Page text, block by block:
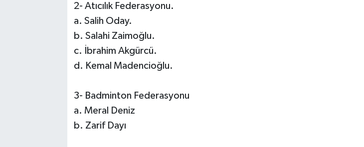
2- Atıcılık Federasyonu.
a. Salih Oday.
b. Salahi Zaimoğlu.
c. İbrahim Akgürcü.
d. Kemal Madencioğlu.
3- Badminton Federasyonu
a. Meral Deniz
b. Zarif Dayı